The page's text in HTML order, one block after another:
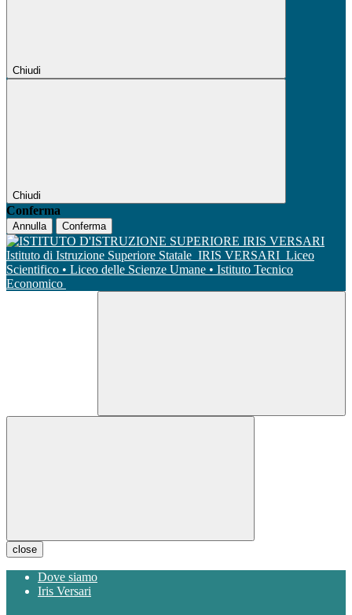
Chiudi
Chiudi
Conferma
Annulla Conferma
Istituto di Istruzione Superiore Statale IRIS VERSARI Liceo
Scientifico • Liceo delle Scienze Umane • Istituto Tecnico
Economico
close
Dove siamo
Iris Versari